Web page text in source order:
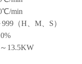
min
（H、M、S）
13.5KW